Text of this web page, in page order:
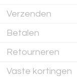
Verzenden
Betalen
Retourneren
Vaste kortingen